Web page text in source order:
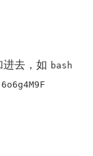
进去，如 bash